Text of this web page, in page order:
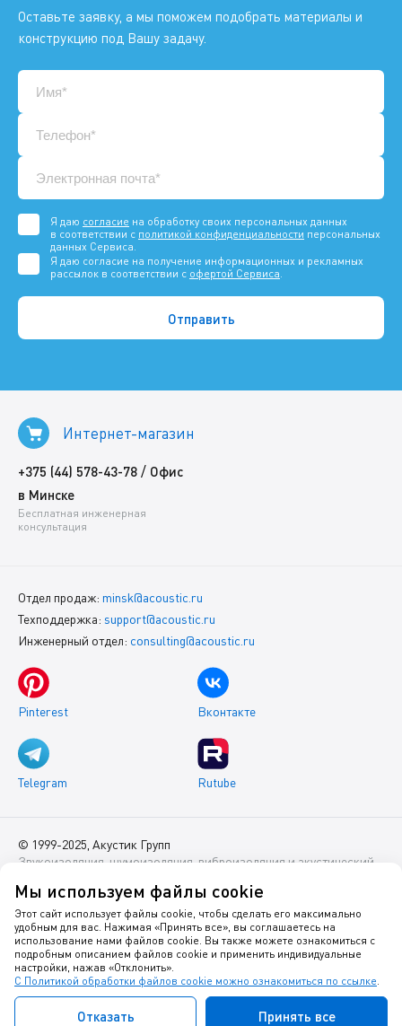
Оставьте заявку, а мы поможем подобрать материалы и
конструкцию под Вашу задачу.
Я даю согласие на обработку своих персональных данных
в соответствии с политикой конфиденциальности персональных
данных Сервиса.
Я даю согласие на получение информационных и рекламных
рассылок в соответствии с офертой Сервиса.
Интернет-магазин
+375 (44) 578-43-78 / Офис
в Минске
Бесплатная инженерная
консультация
Отдел продаж: minsk@acoustic.ru
Техподдержка: support@acoustic.ru
Инженерный отдел: consulting@acoustic.ru
Pinterest Вконтакте
Telegram Rutube
© 1999-2025, Акустик Групп
Звукоизоляция, шумоизоляция, виброизоляция и акустический
Данный интернет-сайт носит исключительно информационный
характер и ни при каких условиях не является публичной
офертой.
Политика оператора в отношении обработки персональных
данных
Мы используем файлы cookie
Этот сайт использует файлы cookie, чтобы сделать его максимально
удобным для вас. Нажимая «Принять все», вы соглашаетесь на
использование нами файлов cookie. Вы также можете ознакомиться с
подробным описанием файлов cookie и применить индивидуальные
настройки, нажав «Отклонить».
С Политикой обработки файлов cookie можно ознакомиться по ссылке.
Отказать Принять все